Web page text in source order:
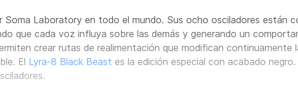
Laboratory en todo el mundo. Sus ocho osciladores están
que cada voz influya sobre las demás y generando un
crear rutas de realimentación que modifican continuamente
El Lyra-8 Black Beast es la edición especial con acabado